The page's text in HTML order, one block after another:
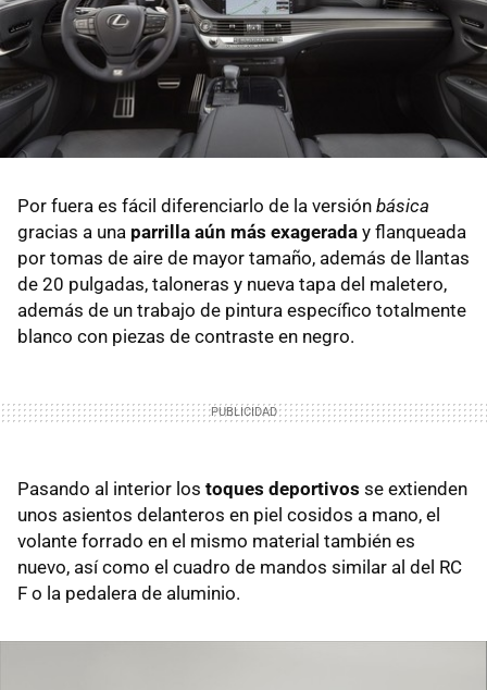
Por fuera es fácil diferenciarlo de la versión básica
gracias a una parrilla aún más exagerada y flanqueada
por tomas de aire de mayor tamaño, además de llantas
de 20 pulgadas, taloneras y nueva tapa del maletero,
además de un trabajo de pintura específico totalmente
blanco con piezas de contraste en negro.
Pasando al interior los toques deportivos se extienden
unos asientos delanteros en piel cosidos a mano, el
volante forrado en el mismo material también es
nuevo, así como el cuadro de mandos similar al del RC
F o la pedalera de aluminio.